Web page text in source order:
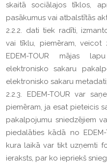
skaitā sociālajos tīklos,
pasākumus vai atbalstītās
2.2.2. dati tiek radīti,
vai tīklu, piemēram,
EDEM-TOUR mājas
elektronisko sakaru
elektronisko sakaru metadati;
2.2.3. EDEM-TOUR var
piemēram, ja esat pieteicis
pakalpojumu sniedzējiem
piedalāties kādā no
kura laikā var tikt uzņemti
ieraksts, par ko iepriekš